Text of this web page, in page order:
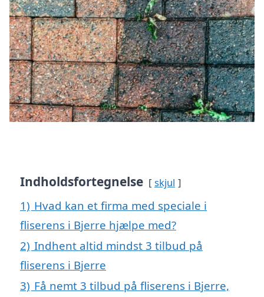
Indholdsfortegnelse skjul
1) Hvad kan et firma med speciale i
fliserens i Bjerre hjælpe med?
2) Indhent altid mindst 3 tilbud på
fliserens i Bjerre
3) Få nemt 3 tilbud på fliserens i Bjerre,